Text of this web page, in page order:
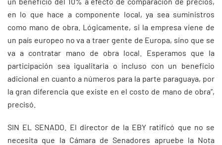
en lo que hace a componente local, ya sea suministros
como mano de obra. Lógicamente, si la empresa viene de
un país europeo no va a traer gente de Europa, sino que se
va a contratar mano de obra local. Esperamos que la
participación sea igualitaria o incluso con un beneficio
adicional en cuanto a números para la parte paraguaya, por
la gran diferencia que existe en el costo de mano de obra”,
precisó.
SIN EL SENADO. El director de la EBY ratificó que no se
necesita que la Cámara de Senadores apruebe la Nota